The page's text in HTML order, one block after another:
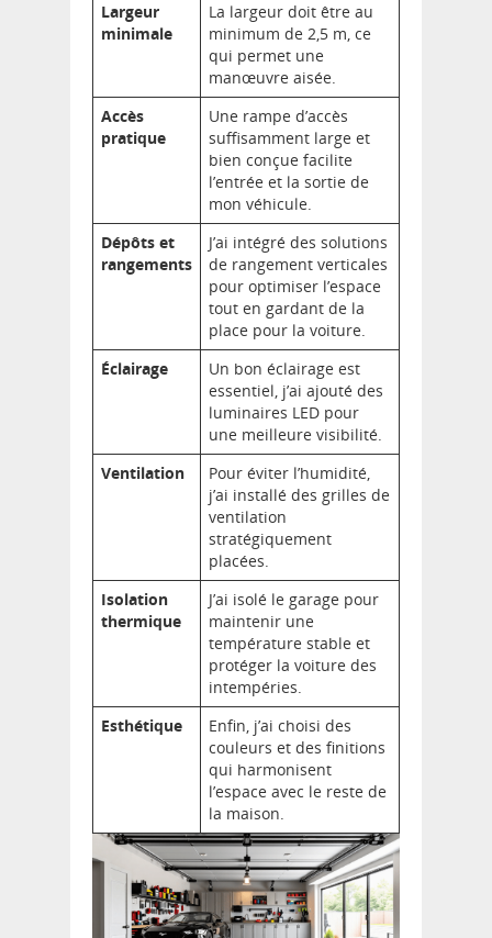
Largeur
minimale
La largeur doit être au
minimum de 2,5 m, ce
qui permet une
manœuvre aisée.
Accès
pratique
Une rampe d’accès
suffisamment large et
bien conçue facilite
l’entrée et la sortie de
mon véhicule.
Dépôts et
rangements
J’ai intégré des solutions
de rangement verticales
pour optimiser l’espace
tout en gardant de la
place pour la voiture.
Éclairage
Un bon éclairage est
essentiel, j’ai ajouté des
luminaires LED pour
une meilleure visibilité.
Ventilation
Pour éviter l’humidité,
j’ai installé des grilles de
ventilation
stratégiquement
placées.
Isolation
thermique
J’ai isolé le garage pour
maintenir une
température stable et
protéger la voiture des
intempéries.
Esthétique
Enfin, j’ai choisi des
couleurs et des finitions
qui harmonisent
l’espace avec le reste de
la maison.